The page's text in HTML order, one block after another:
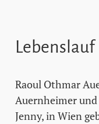
Lebenslauf
Raoul Othmar
Auernheimer
Jenny, in Wien